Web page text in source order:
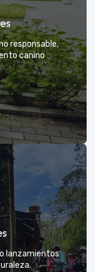
de
responsable,
canino
guía para tu
lanzamientos